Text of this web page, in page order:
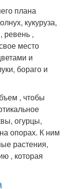
плана
кукуруза,
ревень ,
место
и
бораго и
, чтобы
огурцы,
опорах. К ним
растения,
, которая